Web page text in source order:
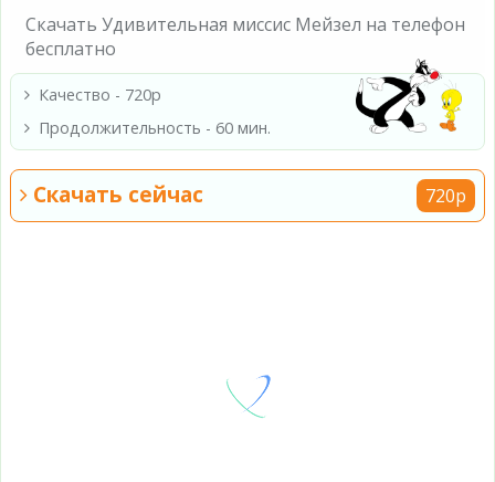
Скачать Удивительная миссис Мейзел на телефон
бесплатно
Качество - 720p
Продолжительность - 60 мин.
Скачать сейчас 720p